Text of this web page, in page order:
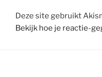
Deze site gebruikt
Bekijk hoe je reactie-